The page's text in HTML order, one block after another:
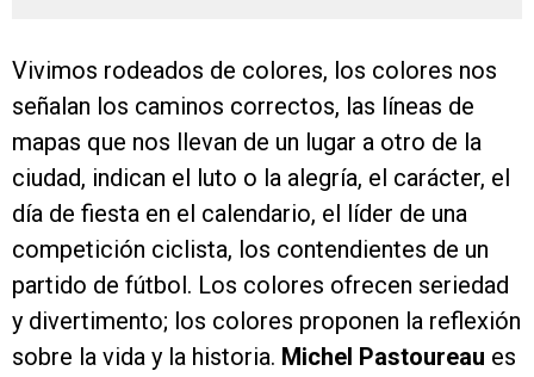
Vivimos rodeados de colores, los colores nos
señalan los caminos correctos, las líneas de
mapas que nos llevan de un lugar a otro de la
ciudad, indican el luto o la alegría, el carácter, el
día de fiesta en el calendario, el líder de una
competición ciclista, los contendientes de un
partido de fútbol. Los colores ofrecen seriedad
y divertimento; los colores proponen la reflexión
sobre la vida y la historia. Michel Pastoureau es